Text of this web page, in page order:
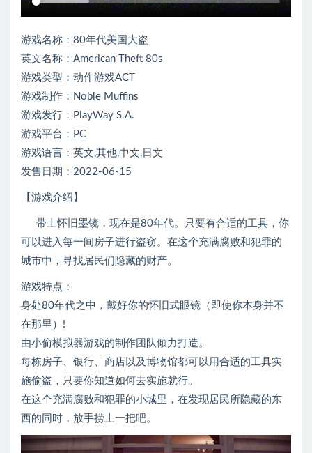
游戏名称：80年代美国大盗
英文名称：American Theft 80s
游戏类型：动作游戏ACT
游戏制作：Noble Muffins
游戏发行：PlayWay S.A.
游戏平台：PC
游戏语言：英文,其他,中文,日文
发售日期：2022-06-15
【游戏介绍】
带上怀旧墨镜，现在是80年代。只要有合适的工具，你
可以进入每一间房子进行盗窃。在这个充满腐败和犯罪的
城市中，寻找居民们隐藏的财产。
游戏特点：
身处80年代之中，戴好你的怀旧式眼镜（即使你本身并不
在那里）!
由小偷模拟器游戏的制作团队倾力打造。
每栋房子、银行、商店以及博物馆都可以用合适的工具实
施偷盗，只要你知道如何去实施就行。
在这个充满腐败和犯罪的小城里，在发现居民所隐藏的东
西的同时，放手捞上一把吧。